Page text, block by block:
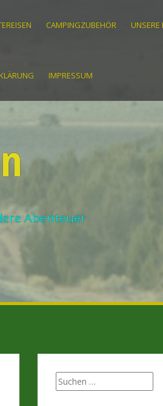
CAMPINGZUBEHÖR UNSERE
IMPRESSUM
Abenteuer